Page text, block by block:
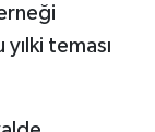
teması